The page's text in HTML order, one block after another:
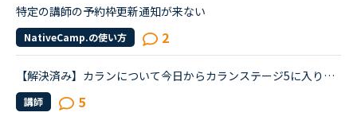
特定の講師の予約枠更新通知が来ない
NativeCamp.の使い方 2
【解決済み】カランについて今日からカランステージ5に入りました。そこで、ステージ5からは自由回答が増えるというお話をよく聞くのですが、自由回答が何も浮かばないときや質問が理解できなかったときは、みな...
講師 5